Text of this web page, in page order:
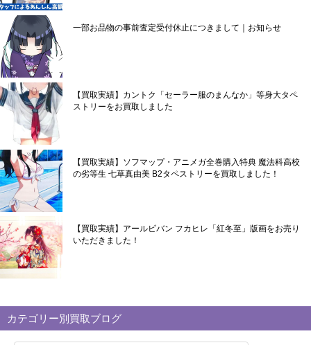
一部お品物の事前査定受付休止につきまして｜お知らせ
【買取実績】カントク「セーラー服のまんなか」等身大タペ
ストリーをお買取しました
【買取実績】ソフマップ・アニメガ全巻購入特典 魔法科高校
の劣等生 七草真由美 B2タペストリーを買取しました！
【買取実績】アールビバン フカヒレ「紅冬至」版画をお売り
いただきました！
カテゴリー別買取ブログ